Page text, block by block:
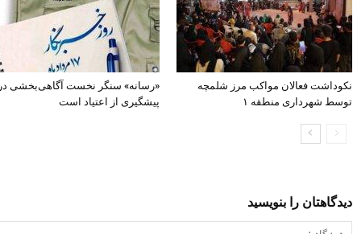
«رسانه» سنگر نخست آگاهی‌بخشی در
پیشگیری از اعتیاد است
نکوداشت فعالان مواکب مرز شلمچه
توسط شهرداری منطقه ۱
دیدگاهتان را بنویسید